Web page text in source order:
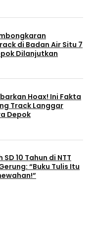
di Badan Air Situ 7
Dilanjutkan
Hoax! Ini Fakta
Track Langgar
Depok
10 Tahun di NTT
“Buku Tulis Itu